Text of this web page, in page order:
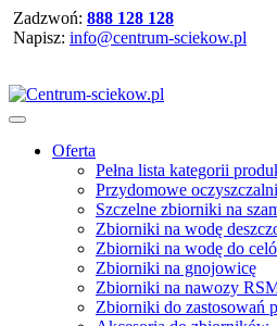
Zadzwoń: 888 128 128
Napisz: info@centrum-sciekow.pl
Oferta
Pełna lista kategorii
Przydomowe
Szczelne zbiorniki na
Zbiorniki na wodę
Zbiorniki na wodę do
Zbiorniki na gnojowicę
Zbiorniki na nawozy
Zbiorniki do zastosowań